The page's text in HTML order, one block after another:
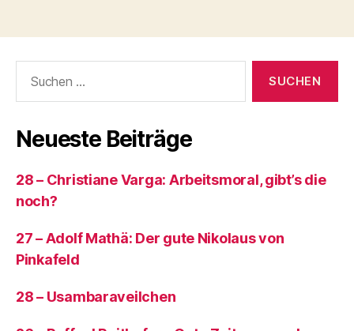
als
Influencer“
nach:
Neueste Beiträge
28 – Christiane Varga: Arbeitsmoral, gibt’s die
noch?
27 – Adolf Mathä: Der gute Nikolaus von
Pinkafeld
28 – Usambaraveilchen